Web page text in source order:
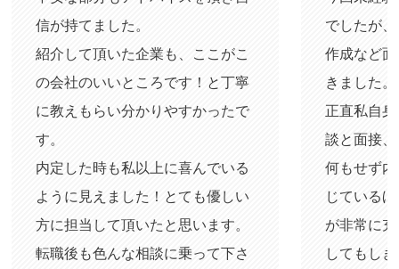
信が持てました。
紹介して頂いた企業も、ここがこ
の会社のいいところです！と丁寧
に教えもらい分かりやすかったで
す。
内定した時も私以上に喜んでいる
ように見えました！とても優しい
方に担当して頂いたと思います。
転職後も色んな相談に乗って下さ
でしたが
作成など
きました。
正直私自
談と面接
何もせず
じている
が非常に
してもし